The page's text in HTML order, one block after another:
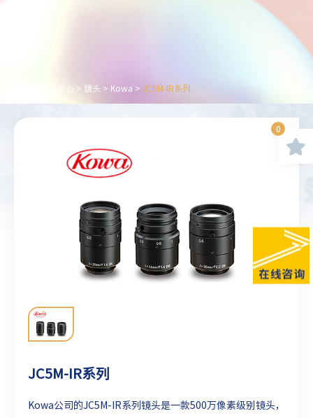
产品中心 > 镜头 > Kowa > JC5M-IR系列
JC5M-IR系列
Kowa公司的JC5M-IR系列镜头是一款500万像素级别镜头，
0